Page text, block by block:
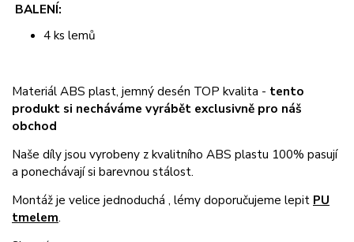
BALENÍ:
4 ks lemů
Materiál ABS plast, jemný desén TOP kvalita - tento
produkt si necháváme vyrábět exclusivně pro náš
obchod
Naše díly jsou vyrobeny z kvalitního ABS plastu 100% pasují
a ponechávají si barevnou stálost.
Montáž je velice jednoduchá , lémy doporučujeme lepit PU
tmelem.